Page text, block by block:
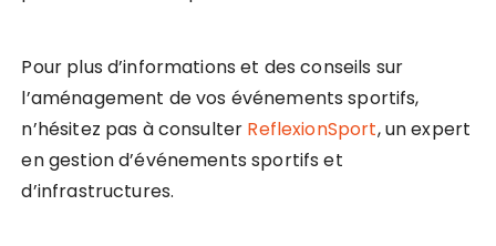
Pour plus d’informations et des conseils sur
l’aménagement de vos événements sportifs,
n’hésitez pas à consulter ReflexionSport, un expert
en gestion d’événements sportifs et
d’infrastructures.